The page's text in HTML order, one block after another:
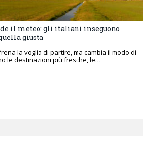
il meteo: gli italiani inseguono
giusta
la voglia di partire, ma cambia il modo di
le destinazioni più fresche, le…